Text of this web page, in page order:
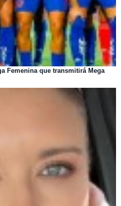
Femenina que transmitirá Mega